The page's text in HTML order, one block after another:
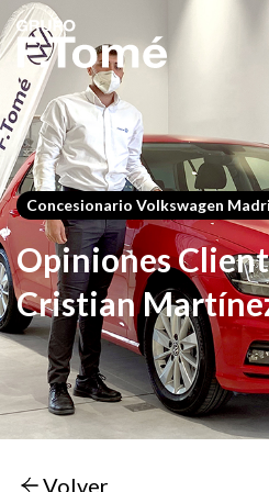
Concesionario Volkswagen
Opiniones
Cristian
Volver